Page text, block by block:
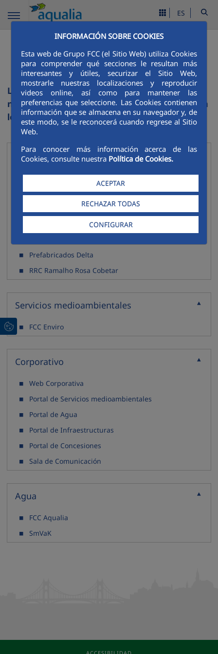
INFORMACIÓN SOBRE COOKIES
Esta web de Grupo FCC (el Sitio Web) utiliza Cookies
para comprender qué secciones le resultan más
interesantes y útiles, securizar el Sitio Web,
mostrarle nuestras localizaciones y reproducir
videos online, así como para mantener las
preferencias que seleccione. Las Cookies contienen
información que se almacena en su navegador y, de
este modo, se le reconocerá cuando regrese al Sitio
Web.
Para conocer más información acerca de las
Cookies, consulte nuestra Política de Cookies.
ACEPTAR
RECHAZAR TODAS
CONFIGURAR
ES
Listado de sitios web de
FCC
La actividad de FCC en cada ámbito de
negocio se desarrolló con más profundidad en
los siguientes sitios web:
Infraestructuras
FCC Construcción
FCCCO en el mundo
Prefabricados Delta
RRC Ramalho Rosa Cobetar
Servicios medioambientales
Contraer
FCC Enviro
Corporativo
Web Corporativa
Portal de Servicios medioambientales
Portal de Agua
Portal de Infraestructuras
Portal de Concesiones
Sala de Comunicación
Agua
FCC Aqualia
SmVaK